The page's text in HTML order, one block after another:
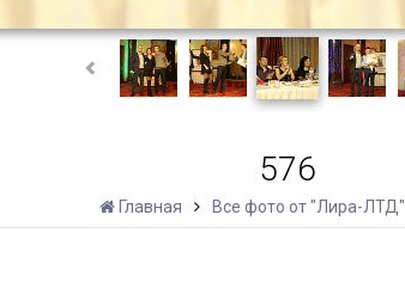
576
Главная Все фото от "Лира-ЛТД"